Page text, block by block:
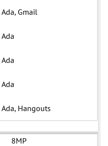
Ada, Gmail
Ada
Ada
Ada
Ada, Hangouts
8MP